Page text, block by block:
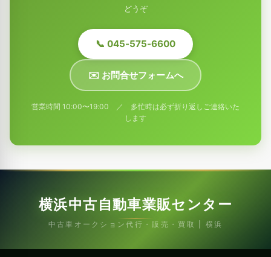
どうぞ
📞 045-575-6600
✉️ お問合せフォームへ
営業時間 10:00〜19:00 ／ 多忙時は必ず折り返しご連絡いた
します
横浜中古自動車業販センター
中古車オークション代行・販売・買取 | 横浜